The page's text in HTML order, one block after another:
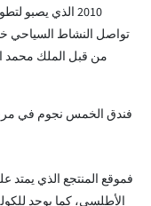
2010 الذي
من قبل الملك
فندق الخمس نجوم في